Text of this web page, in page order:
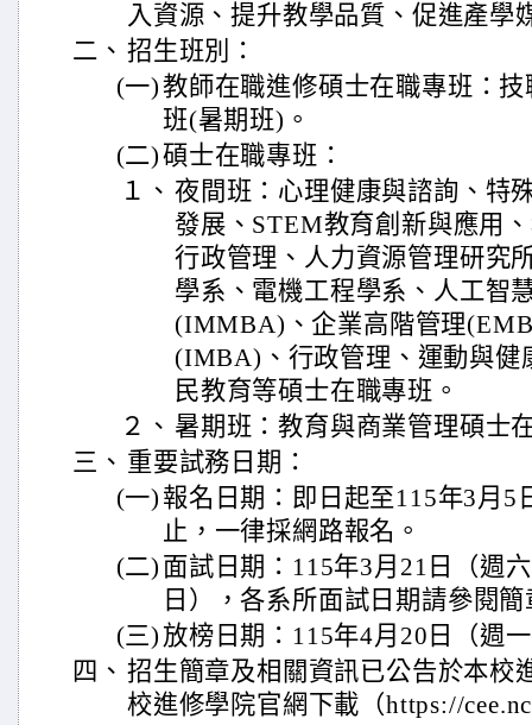
入資源、提升教學品質、促進產學
二、 招生班別：
(一)教師在職進修碩士在職專班：
班(暑期班)。
(二)碩士在職專班：
１、 夜間班：心理健康與諮詢、特
發展、STEM教育創新與應用
行政管理、人力資源管理研究
學系、電機工程學系、人工智
(IMMBA)、企業高階管理
(IMBA)、行政管理、運動與健
民教育等碩士在職專班。
２、 暑期班：教育與商業管理碩
三、 重要試務日期：
(一) 報名日期：即日起至115年3月5
止，一律採網路報名。
(二) 面試日期：115年3月21日（週
日），各系所面試日期請參閱簡
(三) 放榜日期：115年4月20日（週
四、 招生簡章及相關資訊已公告於本校
校進修學院官網下載（https://